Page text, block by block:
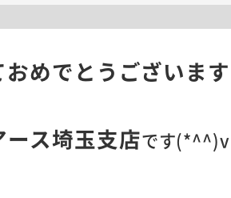
めでとうございます
ス埼玉支店です(*^^)v